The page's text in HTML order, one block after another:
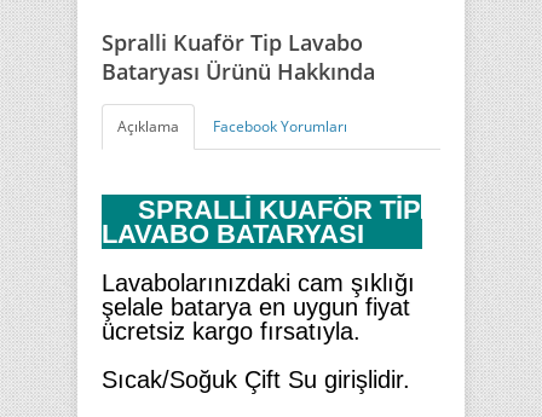
Spralli Kuaför Tip Lavabo
Bataryası Ürünü Hakkında
Açıklama Facebook Yorumları
SPRALLİ KUAFÖR TİP
LAVABO BATARYASI
Lavabolarınızdaki cam şıklığı
şelale batarya en uygun fiyat
ücretsiz kargo fırsatıyla.
Sıcak/Soğuk Çift Su girişlidir.